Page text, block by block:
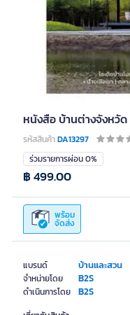
หนังสือ บ้านต่างจังหวัด
รหัสสินค้าDA13297
แบรนด์ บ้านและสวน
จำหน่ายโดย B2S
ดำเนินการโดย B2S
ร่วมรายการผ่อน 0%
พร้อม
จัดส่ง
฿ 499.00